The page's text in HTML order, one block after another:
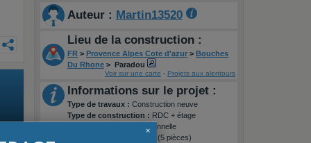
Auteur : Martin13520
Lieu de la construction :
FR > Provence Alpes Cote d'azur > Bouches
Du Rhone > Paradou
Voir sur une carte - Projets aux alentours
Informations sur le projet :
Type de travaux : Construction neuve
Type de construction : RDC + étage
Régionale / Traditionnelle
95m² (5 pièces)
×